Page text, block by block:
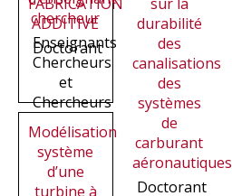
ADDITIVE
Doctorant
durabilité
des
canalisations
des
systèmes
de
carburant
aéronautiques
Doctorant
chercheur
Enseignants
Chercheurs
et
Chercheurs
Modélisation
système
d’une
turbine à